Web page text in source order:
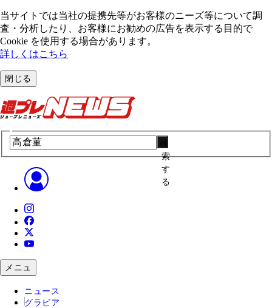
当サイトでは当社の提携先等がお客様のニーズ等について調
査・分析したり、お客様にお勧めの広告を表⽰する⽬的で
Cookie を使⽤する場合があります。
詳しくはこちら
閉じる
索
す
る
メニュ
ニュース
グラビア